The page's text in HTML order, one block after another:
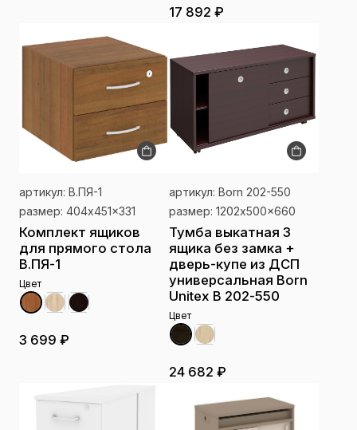
17 892 ₽
артикул: В.ПЯ-1
размер: 404x451x331
Комплект ящиков
для прямого стола
В.ПЯ-1
Цвет
3 699 ₽
артикул: Born 202-550
размер: 1202x500x660
Тумба выкатная 3
ящика без замка +
дверь-купе из ДСП
универсальная Born
Unitex В 202-550
Цвет
24 682 ₽